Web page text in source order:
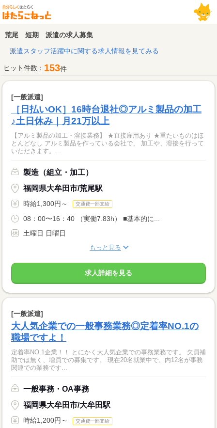
荒尾 短期 派遣の求人募集
派遣スタッフ活躍中に関する求人情報を見てみる
ヒット件数： 153件
[一般派遣]
［日払いOK］16時台退社◎アルミ製品の加工
♪土日休み｜月21万以上
【アルミ製品の加工・溶接業務】 ★直接雇用あり ★重たいものはほ
とんどなし アルミ製品を作っている会社で、 加工や、溶接を行って
いただきます。...
製造（組立・加工）
福岡県大牟田市/荒尾駅
時給1,300円～ 交通費一部支給
08：00〜16：40 （実働7.83h） ■基本的に...
土曜日 日曜日
もっと見る
求人詳細を見る
[一般派遣]
大人気企業での一般事務業務◎定着率NO.1の
職場ですよ！
定着率NO.1企業！！ とにかく大人気企業での事務業務です。 欠員補
助では無く、増員での募集です。 現在20名就業中で、内12名が事務
関連での業務です...
一般事務・OA事務
福岡県大牟田市/大牟田駅
時給1,200円～ 交通費一部支給